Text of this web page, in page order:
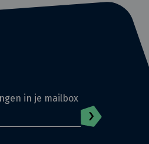
in je mailbox